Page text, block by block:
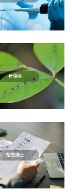
针课堂
招贤纳士